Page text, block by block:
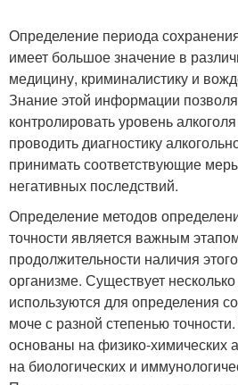
Определение периода
имеет большое значение в
медицину, криминалистику и
Знание этой информации
контролировать уровень
проводить диагностику
принимать соответствующие
негативных последствий.
Определение методов
точности является важным
продолжительности наличия
организме. Существует
используются для определения
моче с разной степенью
основаны на физико-химических
на биологических и